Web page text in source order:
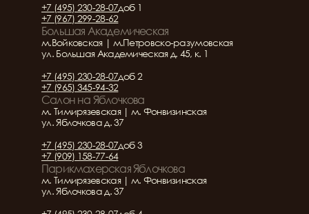
+7 (495) 230-28-07доб 1
+7 (967) 299-28-62
Большая Академическая
м.Войковская | м.Петровско-разумовская
ул. Большая Академическая д. 45, к. 1
+7 (495) 230-28-07доб 2
+7 (965) 345-94-32
Салон на Яблочкова
м. Тимирязевская | м. Фонвизинская
ул. Яблочкова д. 37
+7 (495) 230-28-07доб 3
+7 (909) 158-77-64
Парикмахерская Яблочкова
м. Тимирязевская | м. Фонвизинская
ул. Яблочкова д. 37